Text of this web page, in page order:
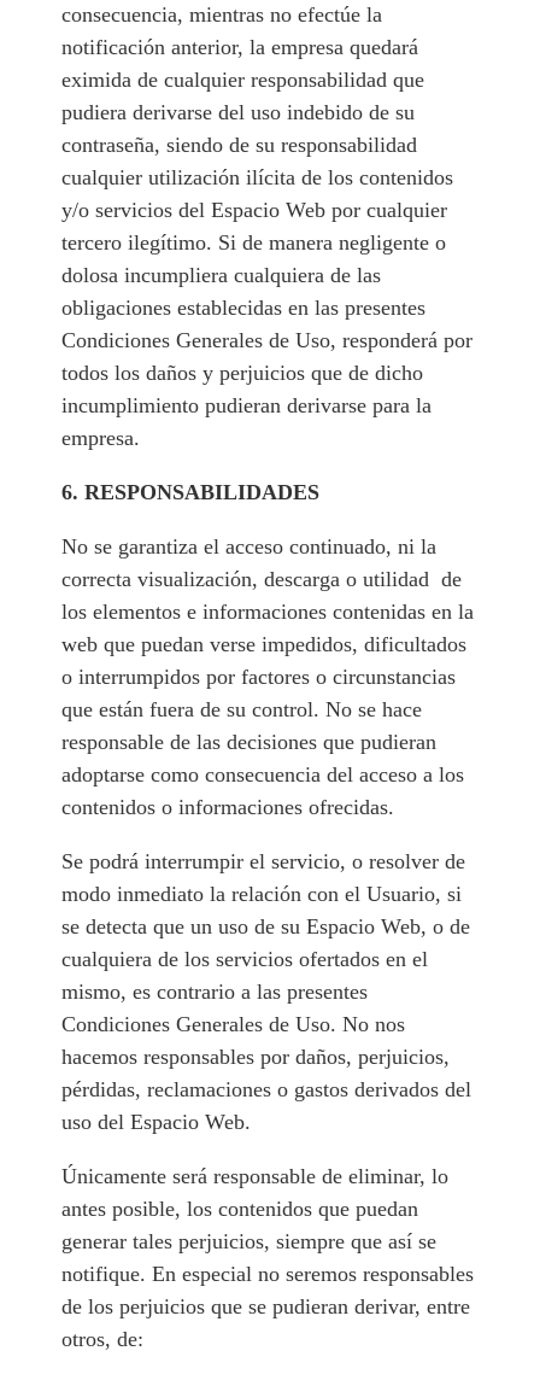
consecuencia, mientras no efectúe la
notificación anterior, la empresa quedará
eximida de cualquier responsabilidad que
pudiera derivarse del uso indebido de su
contraseña, siendo de su responsabilidad
cualquier utilización ilícita de los contenidos
y/o servicios del Espacio Web por cualquier
tercero ilegítimo. Si de manera negligente o
dolosa incumpliera cualquiera de las
obligaciones establecidas en las presentes
Condiciones Generales de Uso, responderá por
todos los daños y perjuicios que de dicho
incumplimiento pudieran derivarse para la
empresa.
6. RESPONSABILIDADES
No se garantiza el acceso continuado, ni la
correcta visualización, descarga o utilidad de
los elementos e informaciones contenidas en la
web que puedan verse impedidos, dificultados
o interrumpidos por factores o circunstancias
que están fuera de su control. No se hace
responsable de las decisiones que pudieran
adoptarse como consecuencia del acceso a los
contenidos o informaciones ofrecidas.
Se podrá interrumpir el servicio, o resolver de
modo inmediato la relación con el Usuario, si
se detecta que un uso de su Espacio Web, o de
cualquiera de los servicios ofertados en el
mismo, es contrario a las presentes
Condiciones Generales de Uso. No nos
hacemos responsables por daños, perjuicios,
pérdidas, reclamaciones o gastos derivados del
uso del Espacio Web.
Únicamente será responsable de eliminar, lo
antes posible, los contenidos que puedan
generar tales perjuicios, siempre que así se
notifique. En especial no seremos responsables
de los perjuicios que se pudieran derivar, entre
otros, de: